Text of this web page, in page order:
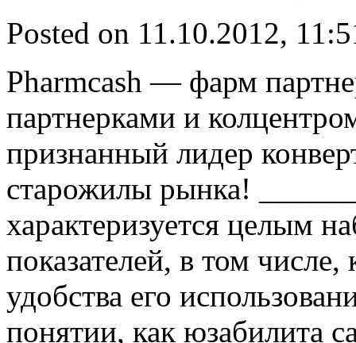
Posted on 11.10.2012,
Pharmcash — фарм
партнерками и
признанный лидер
старожилы рынка!
характеризуется целым
показателей, в том
удобства его
понятии, как юзабилита